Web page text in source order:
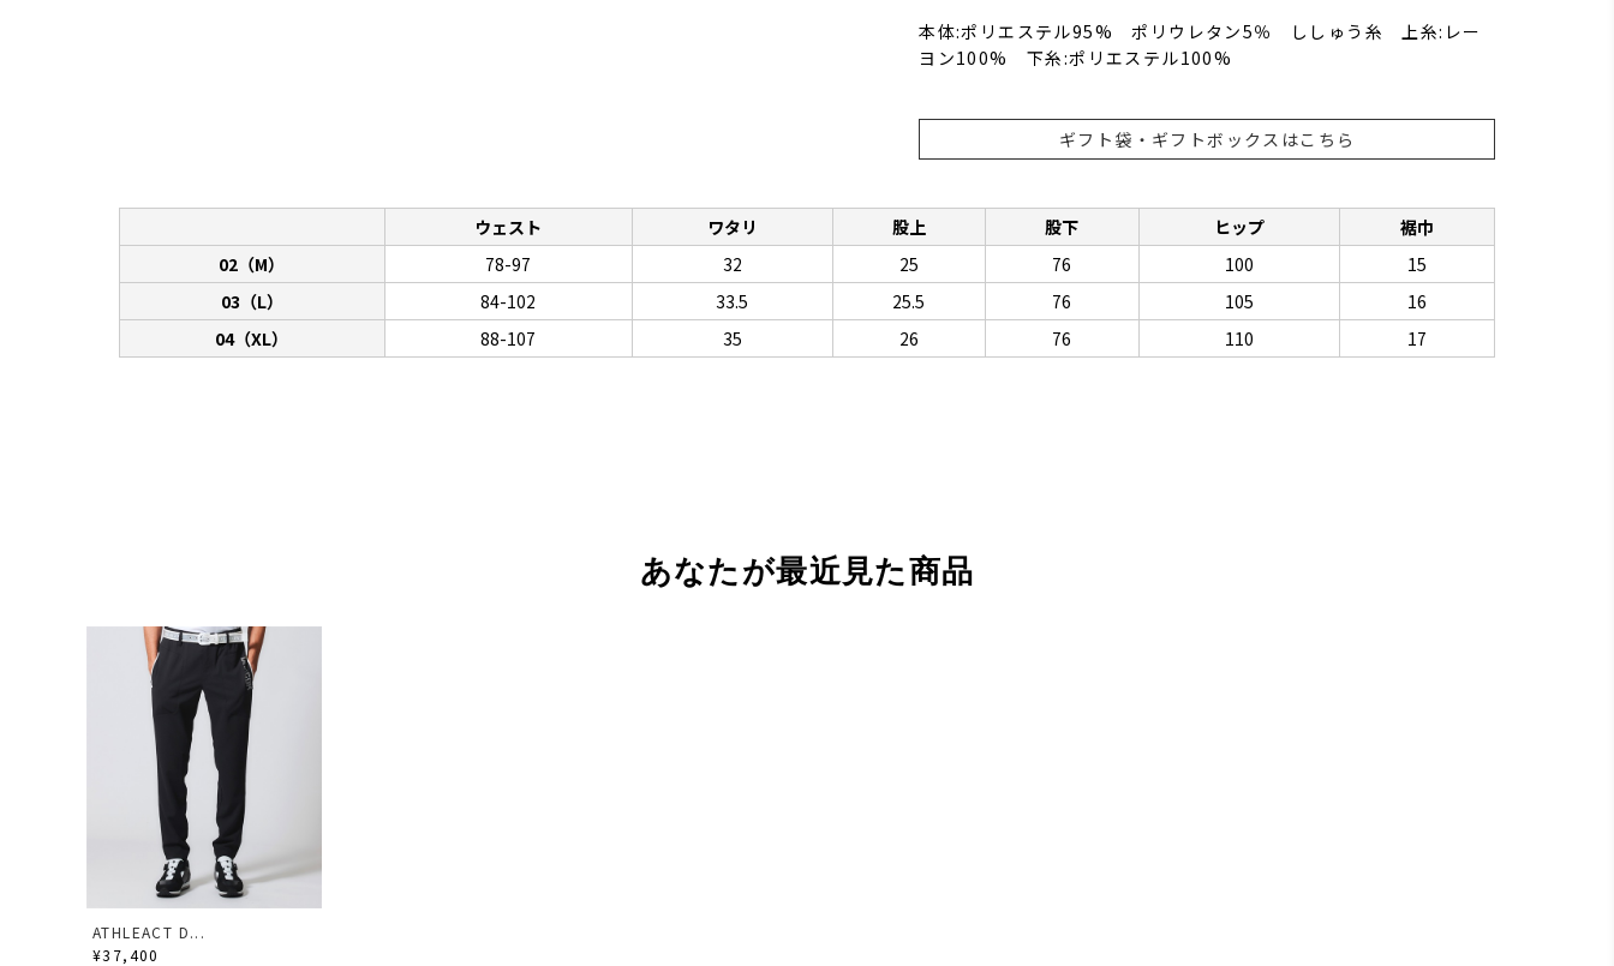
本体:ポリエステル95% ポリウレタン5％ ししゅう糸 上糸:レー
ヨン100% 下糸:ポリエステル100%
ギフト袋・ギフトボックスはこちら
ウェスト ワタリ 股上 股下 ヒップ
裾巾
02（M）
78-97 32 25 76 100
15
03（L）
84-102 33.5 25.5 76 105
16
04（XL）
88-107 35 26 76 110 17
あなたが最近見た商品
ATHLEACT D...
¥37,400